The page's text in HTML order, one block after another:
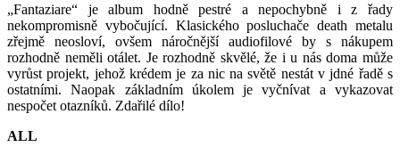
„Fantaziare“ je album hodně pestré a nepochybně i z řady
nekompromisně vybočující. Klasického posluchače death metalu
zřejmě neosloví, ovšem náročnější audiofilové by s nákupem
rozhodně neměli otálet. Je rozhodně skvělé, že i u nás doma může
vyrůst projekt, jehož krédem je za nic na světě nestát v jdné řadě s
ostatními. Naopak základním úkolem je vyčnívat a vykazovat
nespočet otazníků. Zdařilé dílo!
ALL